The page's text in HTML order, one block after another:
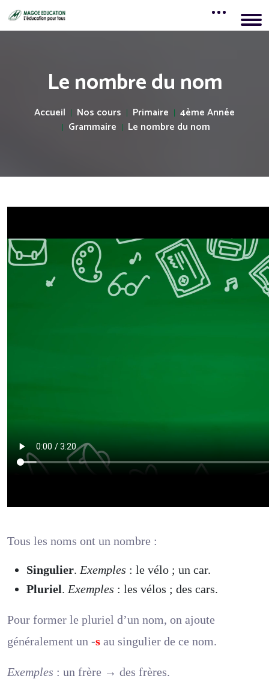
Le nombre du nom
Accueil Nos cours Primaire
4ème Année
Grammaire
Le nombre du nom
Tous les noms ont un nombre :
Singulier. Exemples : le vélo ; un car.
Pluriel. Exemples : les vélos ; des cars.
Pour former le pluriel d’un nom, on ajoute
généralement un -s au singulier de ce nom.
Exemples : un frère → des frères.